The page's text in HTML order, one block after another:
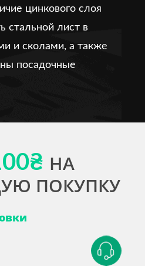
цинкового слоя
стальной лист в
и сколами, а также
посадочные
НА
ПОКУПКУ